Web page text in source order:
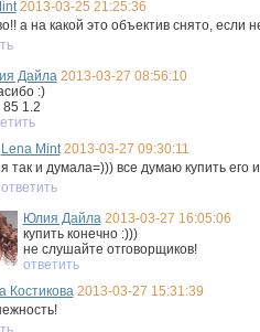
2013-03-25 21:25:36
а на какой это объектив снято, если
Дайла 2013-03-27 08:56:10
:)
85 1.2
Lena Mint 2013-03-27 09:30:11
я так и думала=))) все думаю купить его
ответить
Юлия Дайла 2013-03-27 16:05:06
купить конечно :)))
не слушайте отговорщиков!
ответить
Костикова 2013-03-27 15:31:39